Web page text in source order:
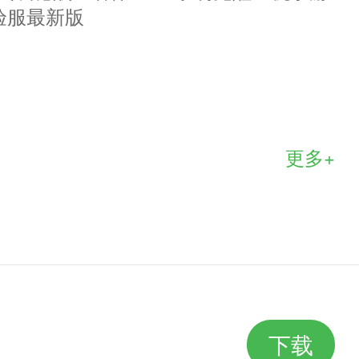
指,破甲戒指,暴击戒指,石化戒
服最新版
更多+
下载